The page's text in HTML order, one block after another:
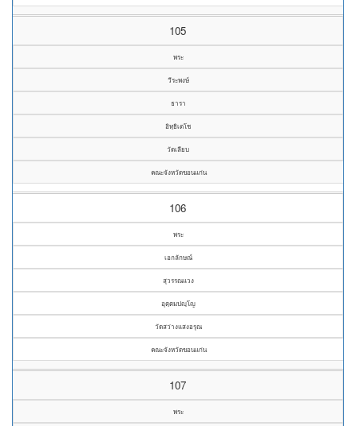
105
พระ
วีระพงษ์
ธารา
อิทฺธิเตโช
วัดเลียบ
คณะจังหวัดขอนแก่น
106
พระ
เอกลักษณ์
สุวรรณแวง
อุตฺตมปญฺโญ
วัดสว่างแสงอรุณ
คณะจังหวัดขอนแก่น
107
พระ